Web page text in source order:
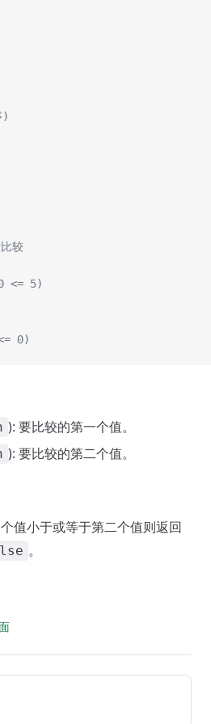
)
较
<= 5)
0)
): 要比较的第一个值。
): 要比较的第二个值。
值小于或等于第二个值则返回
。